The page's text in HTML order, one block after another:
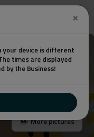
device is different
times are displayed
by the Business!
More pictures